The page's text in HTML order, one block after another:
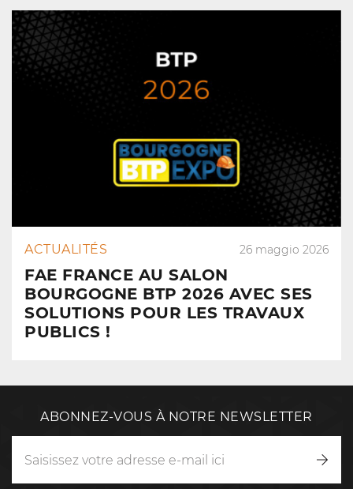
ACTUALITÉS 26 maggio 2026
FAE FRANCE AU SALON
BOURGOGNE BTP 2026 AVEC SES
SOLUTIONS POUR LES TRAVAUX
PUBLICS !
ABONNEZ-VOUS À NOTRE NEWSLETTER